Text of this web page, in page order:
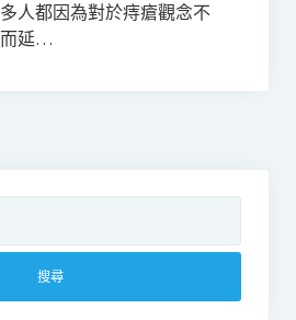
人都因為對於痔瘡觀念不
而延…